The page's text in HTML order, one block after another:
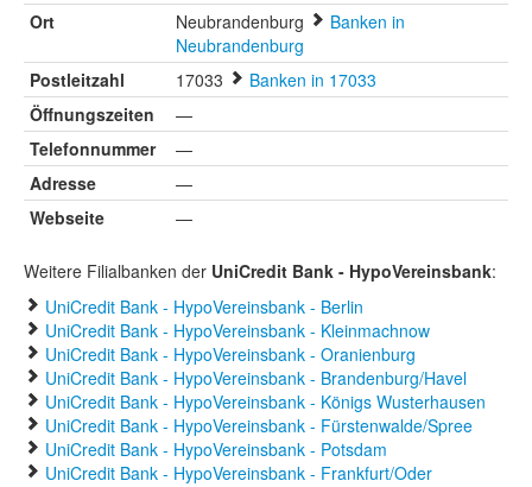
Ort Neubrandenburg
Banken in
Neubrandenburg
Postleitzahl
17033
Banken in 17033
Öffnungszeiten
—
Telefonnummer
—
Adresse
—
Webseite
—
Weitere Filialbanken der UniCredit Bank - HypoVereinsbank:
UniCredit Bank - HypoVereinsbank - Berlin
UniCredit Bank - HypoVereinsbank - Kleinmachnow
UniCredit Bank - HypoVereinsbank - Oranienburg
UniCredit Bank - HypoVereinsbank - Brandenburg/Havel
UniCredit Bank - HypoVereinsbank - Königs Wusterhausen
UniCredit Bank - HypoVereinsbank - Fürstenwalde/Spree
UniCredit Bank - HypoVereinsbank - Potsdam
UniCredit Bank - HypoVereinsbank - Frankfurt/Oder